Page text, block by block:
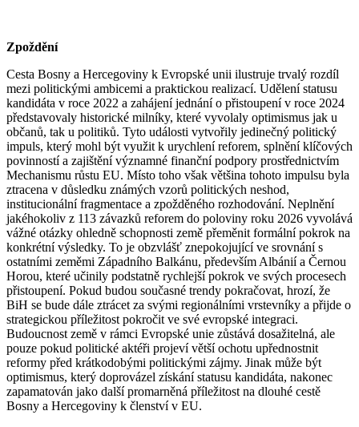
Zpoždění
Cesta Bosny a Hercegoviny k Evropské unii ilustruje trvalý rozdíl
mezi politickými ambicemi a praktickou realizací. Udělení statusu
kandidáta v roce 2022 a zahájení jednání o přistoupení v roce 2024
představovaly historické milníky, které vyvolaly optimismus jak u
občanů, tak u politiků. Tyto události vytvořily jedinečný politický
impuls, který mohl být využit k urychlení reforem, splnění klíčových
povinností a zajištění významné finanční podpory prostřednictvím
Mechanismu růstu EU. Místo toho však většina tohoto impulsu byla
ztracena v důsledku známých vzorů politických neshod,
institucionální fragmentace a zpožděného rozhodování. Neplnění
jakéhokoliv z 113 závazků reforem do poloviny roku 2026 vyvolává
vážné otázky ohledně schopnosti země přeměnit formální pokrok na
konkrétní výsledky. To je obzvlášť znepokojující ve srovnání s
ostatními zeměmi Západního Balkánu, především Albánií a Černou
Horou, které učinily podstatně rychlejší pokrok ve svých procesech
přistoupení. Pokud budou současné trendy pokračovat, hrozí, že
BiH se bude dále ztrácet za svými regionálními vrstevníky a přijde o
strategickou příležitost pokročit ve své evropské integraci.
Budoucnost země v rámci Evropské unie zůstává dosažitelná, ale
pouze pokud politické aktéři projeví větší ochotu upřednostnit
reformy před krátkodobými politickými zájmy. Jinak může být
optimismus, který doprovázel získání statusu kandidáta, nakonec
zapamatován jako další promarněná příležitost na dlouhé cestě
Bosny a Hercegoviny k členství v EU.